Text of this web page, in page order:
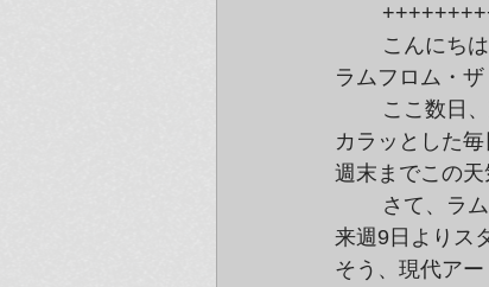
ラムフロム・
カラッとした
週末までこの
来週9日よりス
そう、現代ア